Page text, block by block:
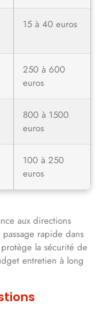
15 à 40 euros
250 à 600
euros
800 à 1500
euros
100 à 250
euros
aux directions
passage rapide dans
la sécurité de
entretien à long